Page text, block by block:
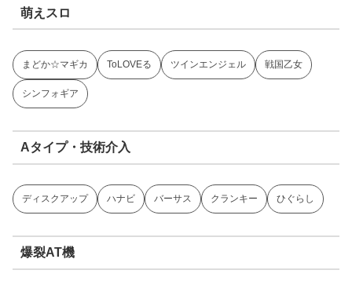
萌えスロ
まどか☆マギカ ToLOVEる ツインエンジェル 戦国乙女
シンフォギア
Aタイプ・技術介入
ディスクアップ ハナビ バーサス クランキー ひぐらし
爆裂AT機